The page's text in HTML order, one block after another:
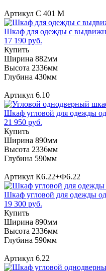
Артикул С 401 М
Шкаф для одежды с
17 190 руб.
Купить
Ширина 882мм
Высота 2336мм
Глубина 430мм
Артикул 6.10
Шкаф угловой для одежды
21 950 руб.
Купить
Ширина 890мм
Высота 2336мм
Глубина 590мм
Артикул К6.22+Ф6.22
Шкаф угловой для одежды
19 300 руб.
Купить
Ширина 890мм
Высота 2336мм
Глубина 590мм
Артикул 6.22